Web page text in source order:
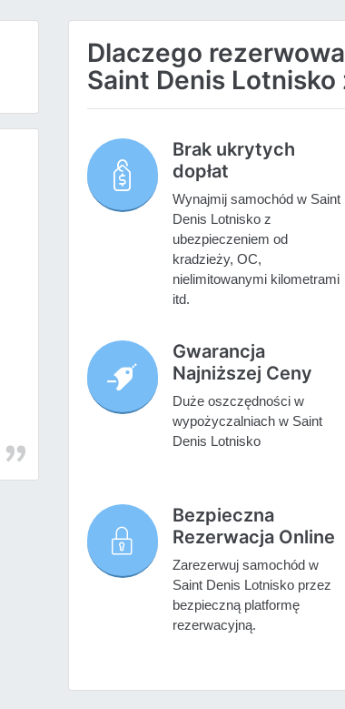
Dlaczego
Saint Denis Lotnisko
Brak ukrytych
dopłat
Wynajmij samochód w Saint
Denis Lotnisko z
ubezpieczeniem od
kradzieży, OC,
nielimitowanymi kilometrami
itd.
Gwarancja
Najniższej Ceny
Duże oszczędności w
wypożyczalniach w Saint
Denis Lotnisko
Bezpieczna
Rezerwacja Online
Zarezerwuj samochód w
Saint Denis Lotnisko przez
bezpieczną platformę
rezerwacyjną.